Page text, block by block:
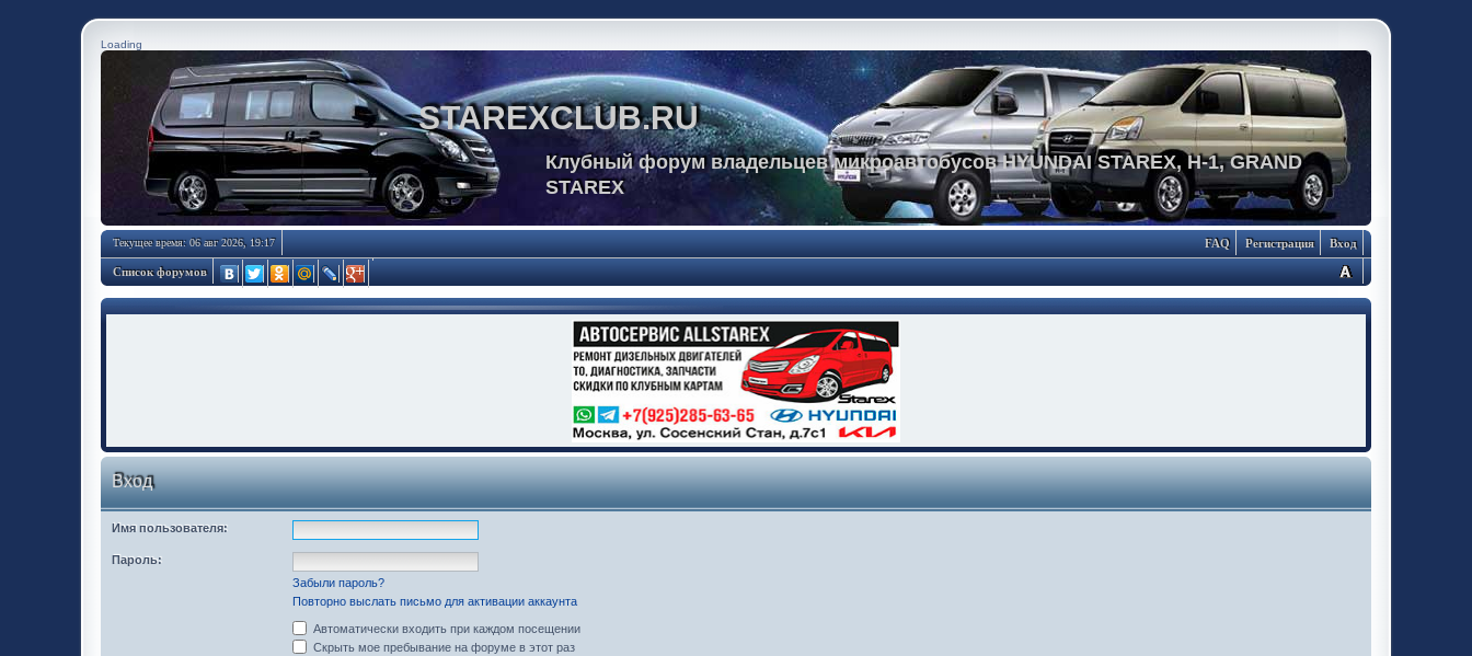
Loading
STAREXCLUB.RU
Клубный форум владельцев микроавтобусов HYUNDAI STAREX, H-1, GRAND
STAREX
Текущее время: 06 авг 2026, 19:17 Вход
Регистрация
FAQ
Список форумов
Вход
Имя пользователя:
Пароль:
Забыли пароль?
Повторно выслать письмо для активации аккаунта
Автоматически входить при каждом посещении
Скрыть мое пребывание на форуме в этот раз